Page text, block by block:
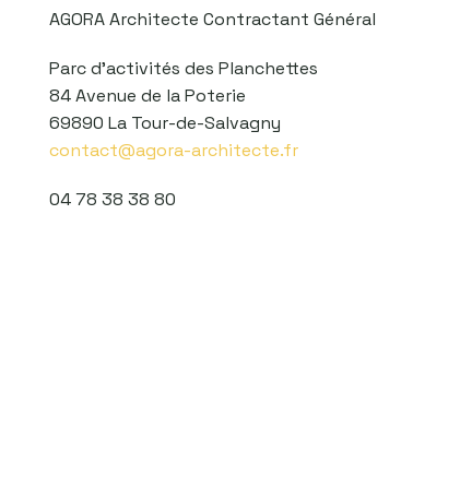
AGORA Architecte Contractant Général
Parc d’activités des Planchettes
84 Avenue de la Poterie
69890 La Tour-de-Salvagny
contact@agora-architecte.fr
04 78 38 38 80